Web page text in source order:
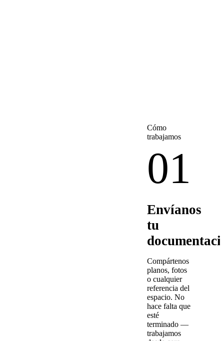
Cómo
trabajamos
01
Envíanos
tu
Compártenos
planos, fotos
o cualquier
referencia del
espacio. No
hace falta que
esté
terminado —
trabajamos